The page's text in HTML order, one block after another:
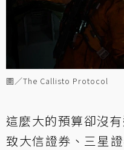
圖／The Callisto Protocol
這麼大的預算卻沒
致大信證券、三星